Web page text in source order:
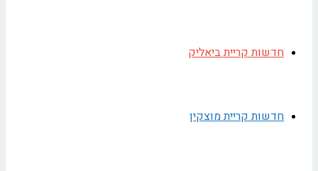
חדשות קריית ביאליק
חדשות קריית מוצקין